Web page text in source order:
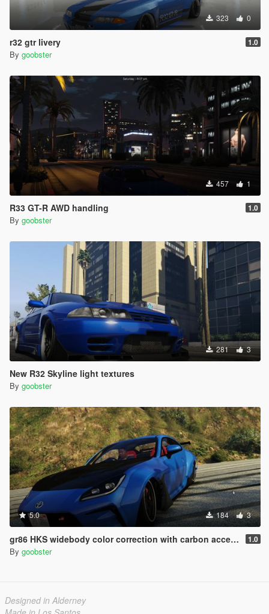
323 0
r32 gtr livery 1.0
By goobster
457 1
R33 GT-R AWD handling 1.0
By goobster
281 3
New R32 Skyline light textures
By goobster
5.0 184 3
gr86 HKS widebody color correction with carbon accents 1.0
By goobster
Designed in Alderney